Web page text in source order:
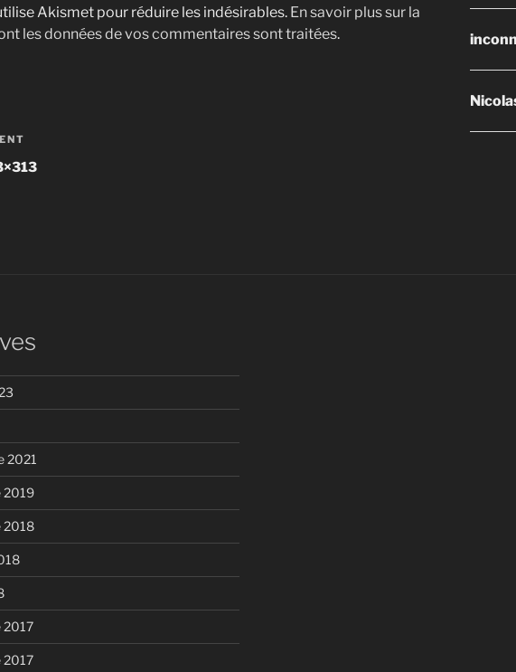
Akismet pour réduire les indésirables. En savoir plus sur la
les données de vos commentaires sont traitées.
2021
2019
2018
2017
2017